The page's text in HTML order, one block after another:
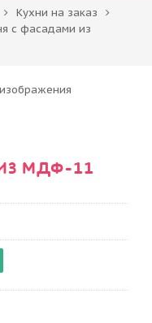
Кухни на заказ
с фасадами из
МДФ-11